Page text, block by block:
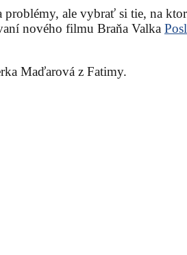
ale vybrať si tie, na
nového filmu Braňa Valka
Maďarová z Fatimy.